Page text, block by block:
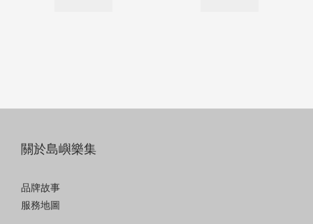
關於島嶼樂集
品牌故事
服務地圖